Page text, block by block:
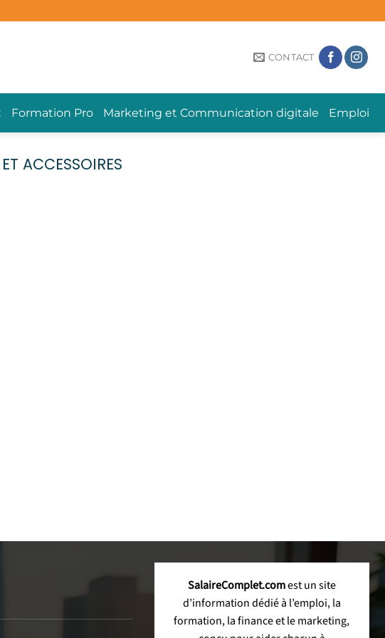
CONTACT
Formation Pro Marketing et Communication digitale Emploi
ACCESSOIRES
SalaireComplet.comest un site
d’information dédié à l’emploi, la
formation, la finance et le marketing,